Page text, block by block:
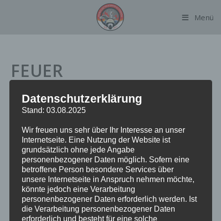
Menü
FEUER
BRANDMELDEANLAGE
Datum:13. Januar 2024 um 12:47 Uhr
Einsatzart:FEUBMA
Einsatzort:Suhrenkamp
Fahrzeuge:FF Alsterdorf
Weitere Kräfte:BF Alsterdorf, Polizei
Einsatzbericht:
Datenschutzerklärung
Stand: 03.08.2025
Wir freuen uns sehr über Ihr Interesse an unser
Internetseite. Eine Nutzung der Website ist
grundsätzlich ohne jede Angabe
personenbezogener Daten möglich. Sofern eine
betroffene Person besondere Services über
unsere Internetseite in Anspruch nehmen möchte,
könnte jedoch eine Verarbeitung
personenbezogener Daten erforderlich werden. Ist
die Verarbeitung personenbezogener Daten
erforderlich und besteht für eine solche